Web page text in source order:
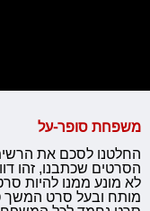
משפחת סופר-על
החלטנו לסכם את
הסרטים שכתבנו, זהו
לא מונע ממנו להיות
מותח ובעל סרט